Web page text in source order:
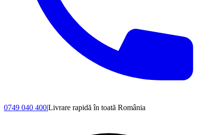
0749 040 400|Livrare rapidă în toată România